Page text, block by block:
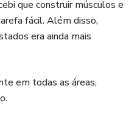
que construir músculos e
fácil. Além disso,
era ainda mais
em todas as áreas,